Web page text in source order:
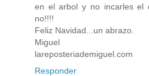
en el arbol y no incarles el
no!!!!
Feliz Navidad...un abrazo.
Miguel
lareposteriademiguel.com
Responder